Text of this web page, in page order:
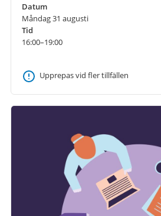
Datum
Måndag 31 augusti
Tid
16:00–19:00
Upprepas vid fler tillfällen